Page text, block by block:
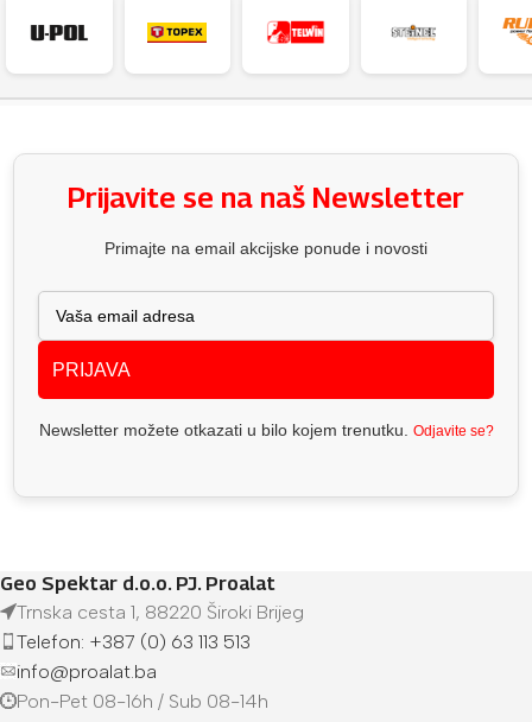
Prijavite se na naš Newsletter
Primajte na email akcijske ponude i novosti
PRIJAVA
Newsletter možete otkazati u bilo kojem trenutku. Odjavite se?
Geo Spektar d.o.o. PJ. Proalat
Trnska cesta 1, 88220 Široki Brijeg
Telefon: +387 (0) 63 113 513
info@proalat.ba
Pon-Pet 08-16h / Sub 08-14h